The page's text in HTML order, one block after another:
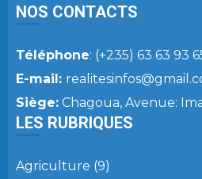
NOS CONTACTS
Téléphone: (+235) 63 63 93
E-mail:
Siège: Chagoua, Avenue:
LES RUBRIQUES
Agriculture (9)